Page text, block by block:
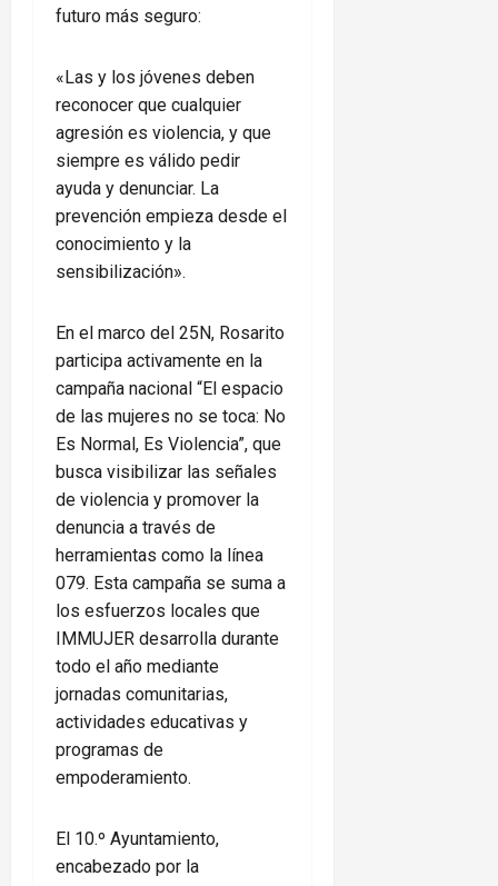
futuro más seguro:
«Las y los jóvenes deben
reconocer que cualquier
agresión es violencia, y que
siempre es válido pedir
ayuda y denunciar. La
prevención empieza desde el
conocimiento y la
sensibilización».
En el marco del 25N, Rosarito
participa activamente en la
campaña nacional “El espacio
de las mujeres no se toca: No
Es Normal, Es Violencia”, que
busca visibilizar las señales
de violencia y promover la
denuncia a través de
herramientas como la línea
079. Esta campaña se suma a
los esfuerzos locales que
IMMUJER desarrolla durante
todo el año mediante
jornadas comunitarias,
actividades educativas y
programas de
empoderamiento.
El 10.º Ayuntamiento,
encabezado por la